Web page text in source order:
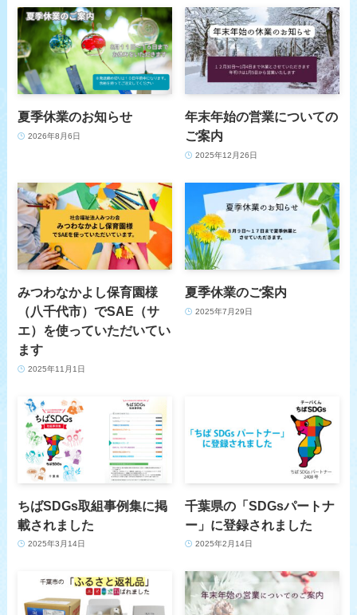
夏季休業のお知らせ
2026年8月6日
年末年始の営業についての
ご案内
2025年12月26日
みつわなかよし保育園様
（八千代市）でSAE（サ
エ）を使っていただいてい
ます
2025年11月1日
夏季休業のご案内
2025年7月29日
ちばSDGs取組事例集に掲
載されました
2025年3月14日
千葉県の「SDGsパートナ
ー」に登録されました
2025年2月14日